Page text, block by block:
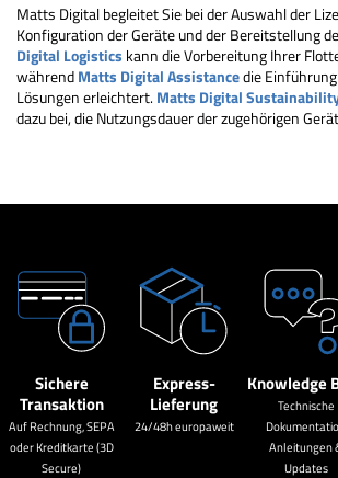
Matts Digital begleitet Sie bei der Auswahl der
Konfiguration der Geräte und der Bereitstellung
Digital Logistics kann die Vorbereitung Ihrer
währendMatts Digital Assistancedie
Lösungen erleichtert.Matts Digital
dazu bei, die Nutzungsdauer der zugehörigen
Sichere
Transaktion
Auf Rechnung, SEPA
oder Kreditkarte (3D
Secure)
Express-
Lieferung
24/48h europaweit
Knowledge
Technische
Anleitungen
Updates